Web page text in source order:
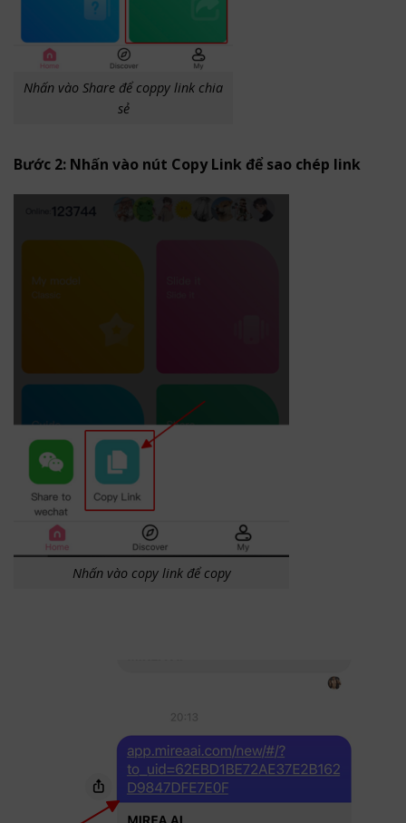
Nhấn vào Share để coppy link chia
sẻ
Bước 2: Nhấn vào nút Copy Link để sao chép link
Nhấn vào copy link để copy